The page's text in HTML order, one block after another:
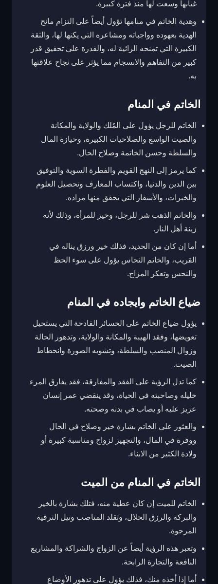
غيابها وسعت لها منذ فترة كبيرة.
وهدية الخاتم في منامها تؤول أيضاً على التزام مانح
الهدية بعهوده وواجباته ومشاعره التي يكنها لها، والثقة
الكبيرة التي تمنحه الرائية له، والقدرة على تحقيق قدر
كبير من التفاهم والانسجام مما يؤثر على نجاح علاقتها
به.
الخاتم في المنام
الخاتم للرجل يؤول على المُلك والولاية والمكانة
والصيت الواسع والصلاحيات الكبيرة، وحيازة المال
والسلطة وحسن الخاتمة وصلاح الحال.
كما يرمز إلى النهج القويم والفطرة السوية والتوفيق
بين الدين والدنيا، واكتساب المعارف وتحصيل العلوم
والخبرات، والأسفار التي يحقق منها مراده.
والخاتم الذهب شر للرجل، وخير للمرأة، وذلك لأنه
زينة أهل النار.
أما إن كان من الحديد، فذلك خير ورزق يناله في
القريب، والخاتم النحاس يؤول على سوء الحظ
والنحس وتعكر المزاج.
ضياع الخاتم وايجاده في المنام
يؤول ضياع الخاتم على الخسائر الفادحة التي يستحيل
تعويضها، وفقد الهيبة والمكانة والولاية، وتدهور الحالة
وزوال المنصب والسلطة، وتشويه الصورة وانحطاط
الصيت.
كما تدل الرؤية على الفقد والمفارقة، فقد يفارق المرء
خليله وصاحبته في الحياة، وقد ينقضي عمر إنسان
عزيز عليه أو يصاب في بدنه وصحته.
والعثور على الخاتم بشارة خير وصلاح في الحال
ووفرة في المال، والتجهيز لزواج ومناسبة كبيرة أو
ولادة الكثير من الابناء.
الخاتم في المنام من الميت
الخاتم للميت إن كان عطية منه، فتلك بشارة بالخير
والبركة والرزق الحلال، وتقلد المناصب ونيل الترقية
المرجوة.
وتعبر هذه الرؤية أيضاً عن الزواج والشراكة والمشاريع
النافعة والتجارة الرابحة.
أما إذا أخذه منك، فذلك يؤول على تدهور الأوضاع